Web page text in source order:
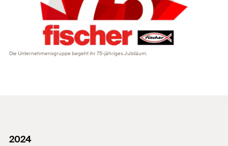
Die Unternehmensgruppe begeht ihr 75-jähriges Jubiläum.
2024